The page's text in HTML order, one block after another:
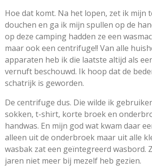
Hoe dat komt. Na het lopen, zet ik mijn
douchen en ga ik mijn spullen op de
op deze camping hadden ze een
maar ook een centrifuge!! Van alle
apparaten heb ik die laatste altijd als
vernuft beschouwd. Ik hoop dat de
schatrijk is geworden.
De centrifuge dus. Die wilde ik
sokken, t-shirt, korte broek en
handwas. En mijn god wat kwam daar
alleen uit de onderbroek maar uit alle
wasbak zat een geïntegreerd wasbord.
jaren niet meer bij mezelf heb gezien.